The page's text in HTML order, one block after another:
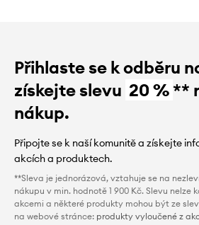
Přihlaste se k odběru
získejte slevu 20 %**
nákup.
Připojte se k naší komunitě a získejte
akcích a produktech.
**Sleva je jednorázová, vztahuje se na
nákupu v min. hodnotě 1 900 Kč. Slevu nelze
akcemi a některé produkty mohou být ze
na webové stránce: produkty vyloučené z